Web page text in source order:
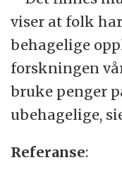
viser at folk
behagelige
forskningen
bruke penger
ubehagelige,
Referanse: